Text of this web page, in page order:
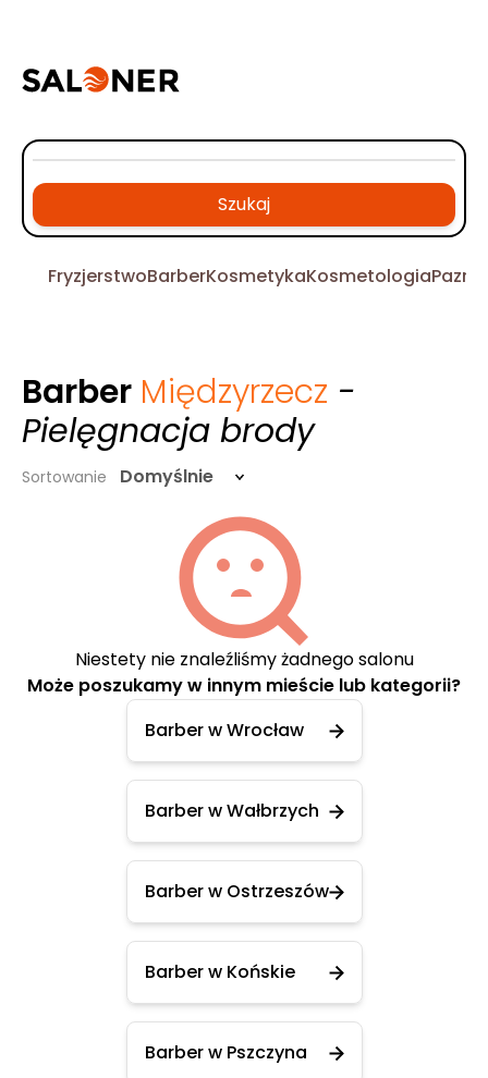
Szukaj
FryzjerstwoBarberKosmetykaKosmetologia
Barber Międzyrzecz -
Pielęgnacja brody
Sortowanie Domyślnie
Niestety nie znaleźliśmy żadnego salonu
Może poszukamy w innym mieście lub kategorii?
Barber w Wrocław
Barber w Wałbrzych
Barber w Ostrzeszów
Barber w Końskie
Barber w Pszczyna